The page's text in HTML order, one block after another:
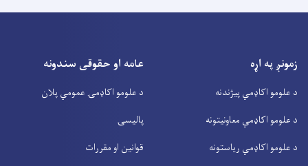
زمونږ په اړه
د علومو اکاډمي پیژندنه
د علومو اکاډمي معاونیتونه
د علومو اکاډمي ریاستونه
عامه او حقوقی سندونه
د علومو اکاډمۍ عمومي پلان
پالیسۍ
قوانین او مقررات